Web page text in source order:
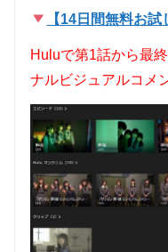
【14日間無料お
Huluで第1話から最
ナルビジュアルコメ